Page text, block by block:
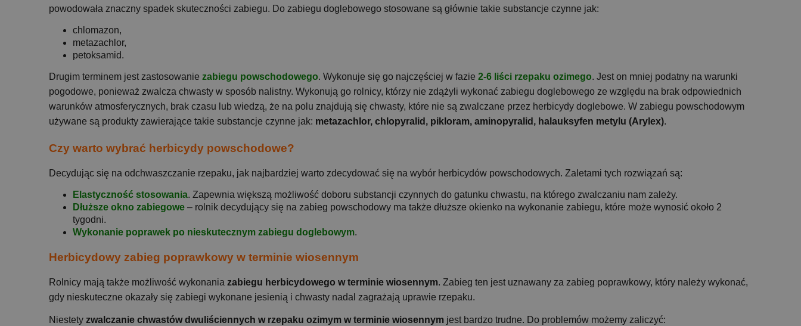
powodowała znaczny spadek skuteczności zabiegu. Do zabiegu doglebowego stosowane są głównie takie substancje czynne jak:
chlomazon,
metazachlor,
petoksamid.
Drugim terminem jest zastosowanie zabiegu powschodowego. Wykonuje się go najczęściej w fazie 2-6 liści rzepaku ozimego. Jest on mniej podatny na warunki
pogodowe, ponieważ zwalcza chwasty w sposób nalistny. Wykonują go rolnicy, którzy nie zdążyli wykonać zabiegu doglebowego ze względu na brak odpowiednich
warunków atmosferycznych, brak czasu lub wiedzą, że na polu znajdują się chwasty, które nie są zwalczane przez herbicydy doglebowe. W zabiegu powschodowym
używane są produkty zawierające takie substancje czynne jak: metazachlor, chlopyralid, pikloram, aminopyralid, halauksyfen metylu (Arylex).
Czy warto wybrać herbicydy powschodowe?
Decydując się na odchwaszczanie rzepaku, jak najbardziej warto zdecydować się na wybór herbicydów powschodowych. Zaletami tych rozwiązań są:
Elastyczność stosowania. Zapewnia większą możliwość doboru substancji czynnych do gatunku chwastu, na którego zwalczaniu nam zależy.
Dłuższe okno zabiegowe – rolnik decydujący się na zabieg powschodowy ma także dłuższe okienko na wykonanie zabiegu, które może wynosić około 2
tygodni.
Wykonanie poprawek po nieskutecznym zabiegu doglebowym.
Herbicydowy zabieg poprawkowy w terminie wiosennym
Rolnicy mają także możliwość wykonania zabiegu herbicydowego w terminie wiosennym. Zabieg ten jest uznawany za zabieg poprawkowy, który należy wykonać,
gdy nieskuteczne okazały się zabiegi wykonane jesienią i chwasty nadal zagrażają uprawie rzepaku.
Niestety zwalczanie chwastów dwuliściennych w rzepaku ozimym w terminie wiosennym jest bardzo trudne. Do problemów możemy zaliczyć: